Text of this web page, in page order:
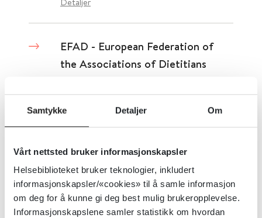
Samtykke Detaljer Om
Vårt nettsted bruker informasjonskapsler
Helsebiblioteket bruker teknologier, inkludert
informasjonskapsler/«cookies» til å samle informasjon
om deg for å kunne gi deg best mulig brukeropplevelse.
Informasjonskapslene samler statistikk om hvordan
EFAD - European Federation of
the Associations of Dietitians
The European Federation of the Associations of Dietitians
Detaljer
Effekt av arbeidsmarkedstiltak på
deltakelse i arbeidslivet for
innvandrere